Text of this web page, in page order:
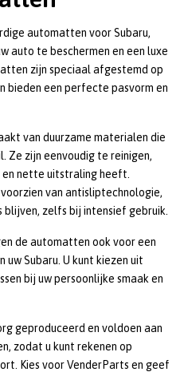
automatten voor Subaru,
auto te beschermen en een luxe
zijn speciaal afgestemd op
bieden een perfecte pasvorm en
van duurzame materialen die
Ze zijn eenvoudig te reinigen,
nette uitstraling heeft.
van antisliptechnologie,
zelfs bij intensief gebruik.
de automatten ook voor een
Subaru. U kunt kiezen uit
bij uw persoonlijke smaak en
geproduceerd en voldoen aan
zodat u kunt rekenen op
Kies voor VenderParts en geef